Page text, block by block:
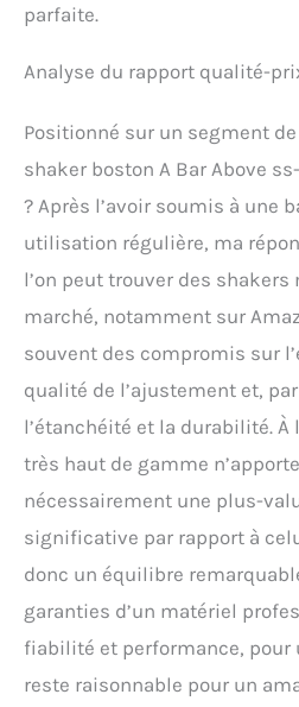
parfaite.
Analyse du rapport qualité-
Positionné sur un segment
shaker boston A Bar Above
? Après l’avoir soumis à une
utilisation régulière, ma
l’on peut trouver des
marché, notamment sur
souvent des compromis sur
qualité de l’ajustement et,
l’étanchéité et la durabilité. À
très haut de gamme
nécessairement une plus-
significative par rapport à
donc un équilibre
garanties d’un matériel
fiabilité et performance,
reste raisonnable pour un